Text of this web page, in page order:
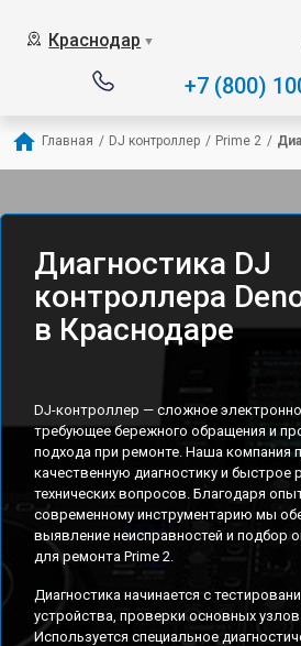
Краснодар ▼
+7 (800)
Главная / DJ контроллер / Prime 2 /
Диагностика DJ
контроллера
в Краснодаре
DJ-контроллер — сложное
требующее бережного обращения и
подхода при ремонте. Наша компания
качественную диагностику и
технических вопросов. Благодаря
современному инструментарию мы
выявление неисправностей и подбор
для ремонта Prime 2.
Диагностика начинается с
устройства, проверки основных
Используется специальное